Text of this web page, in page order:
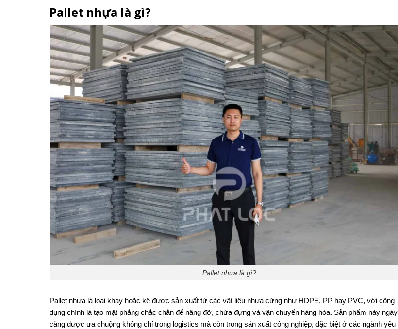
Pallet nhựa là gì?
Pallet nhựa là gì?
Pallet nhựa là loại khay hoặc kệ được sản xuất từ các vật liệu nhựa cứng như HDPE, PP hay PVC, với công
dụng chính là tạo mặt phẳng chắc chắn để nâng đỡ, chứa đựng và vận chuyển hàng hóa. Sản phẩm này ngày
càng được ưa chuộng không chỉ trong logistics mà còn trong sản xuất công nghiệp, đặc biệt ở các ngành yêu